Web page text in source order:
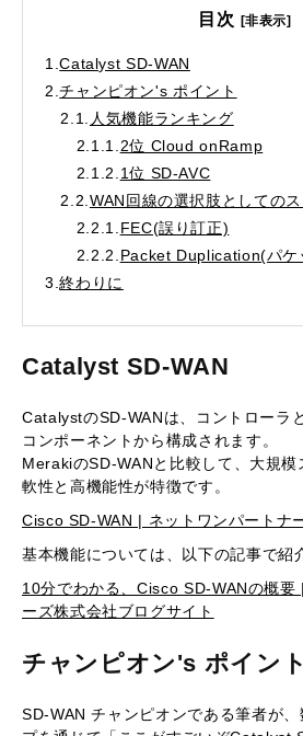
目次 [非表示]
1.Catalyst SD-WAN
2.チャンピオン's ポイント
2.1.
人気機能ランキング
2.1.1. 2位 Cloud onRamp
2.1.2. 1位 SD-AVC
2.2. WAN回線の選択肢としての
2.2.1. FEC(誤り訂正)
2.2.2. Packet Duplication(パケ
3.終わりに
Catalyst SD-WAN
CatalystのSD-WANは、コントローラ
コンポーネントから構成されます。
MerakiのSD-WANと比較して、大規模
軟性と高機能性が特徴です。
Cisco SD-WAN | ネットワンパートナ
基本機能については、以下の記事で紹
10分でわかる、Cisco SD-WANの概要
ーズ株式会社ブログサイト
チャンピオン's ポイント
SD-WAN チャンピオンである筆者が